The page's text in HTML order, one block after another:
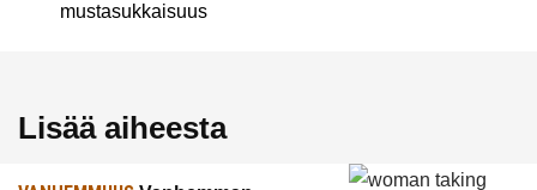
mustasukkaisuus
Lisää aiheesta